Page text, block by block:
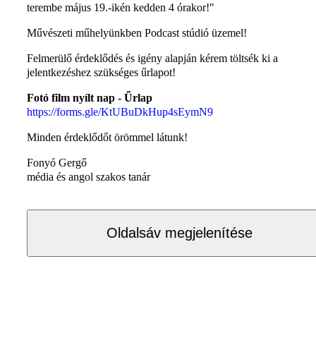
terembe május 19.-ikén kedden 4 órakor!"
Művészeti műhelyünkben Podcast stúdió üzemel!
Felmerülő érdeklődés és igény alapján kérem töltsék ki a
jelentkezéshez szükséges űrlapot!
Fotó film nyílt nap - Űrlap
https://forms.gle/KtUBuDkHup4sEymN9
Minden érdeklődőt örömmel látunk!
Fonyó Gergő
média és angol szakos tanár
Oldalsáv megjelenítése